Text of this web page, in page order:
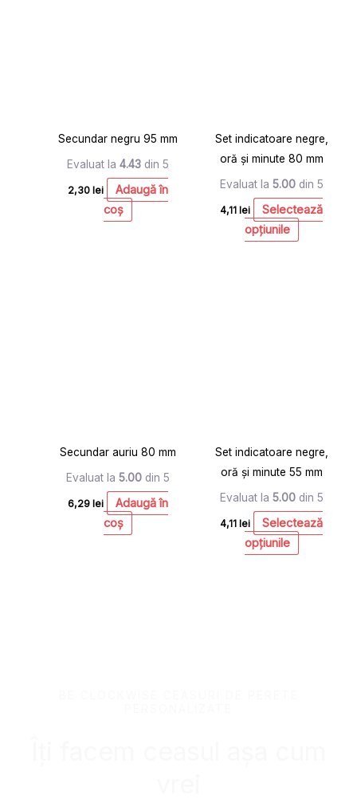
Secundar negru 95 mm
Evaluat la4.43 din 5
2,30 lei
Adaugă în
coș
Set indicatoare negre,
oră și minute 80 mm
Evaluat la 5.00din 5
4,11 lei
Selectează
opțiunile
fi
alese
în
pagina
produsului.
Secundar auriu 80 mm
Evaluat la5.00 din 5
6,29lei
Adaugă în
coș
Set indicatoare negre,
oră și minute 55 mm
Evaluat la 5.00din 5
4,11lei
Selectează
opțiunile
fi
alese
în
pagina
produsului.